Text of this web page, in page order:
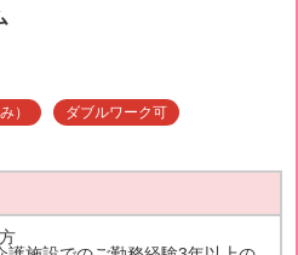
） ダブルワーク可